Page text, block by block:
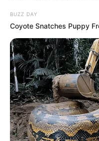
BUZZ DAY
Coyote Snatches Puppy